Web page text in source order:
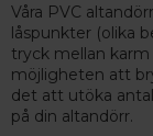
Våra PVC
låspunkter (olika
tryck mellan
möjligheten att
det att utöka
på din altandörr.